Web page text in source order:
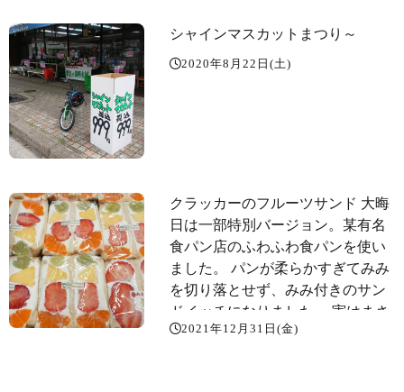
シャインマスカットまつり～️
2020年8月22日(土)
クラッカーのフルーツサンド 大晦
日は一部特別バージョン。某有名
食パン店のふわふわ食パンを使い
ました。 パンが柔らかすぎてみみ
を切り落とせず、みみ付きのサン
ドイッチになりました。 実はまさ
かまさかのFaxトラブル。Faxの内
2021年12月31日(金)